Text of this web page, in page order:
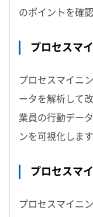
のポイントを確
プロセスマ
プロセスマイニ
ータを解析して
業員の行動デー
ンを可視化します
プロセスマ
プロセスマイニ